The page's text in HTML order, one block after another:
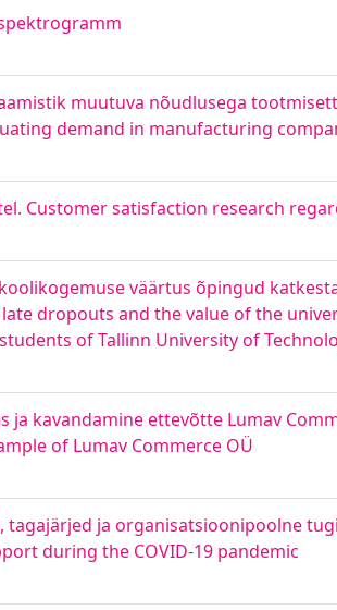
muutuva nõudlusega
demand in manufacturing
Customer satisfaction research
väärtus õpingud
dropouts and the value of the
of Tallinn University of
ja kavandamine ettevõtte Lumav
of Lumav Commerce OÜ
ja organisatsioonipoolne
during the COVID-19 pandemic